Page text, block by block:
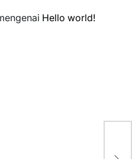
Hello world!